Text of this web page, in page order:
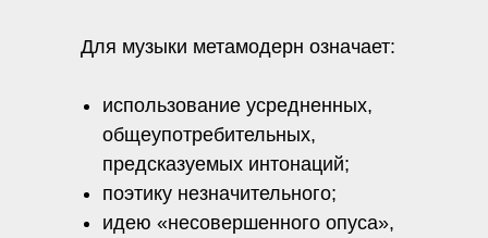
Для музыки метамодерн означает:
использование усредненных,
общеупотребительных,
предсказуемых интонаций;
поэтику незначительного;
идею «несовершенного опуса»,